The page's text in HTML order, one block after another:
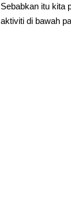
Sebabkan itu kita
aktiviti di bawah